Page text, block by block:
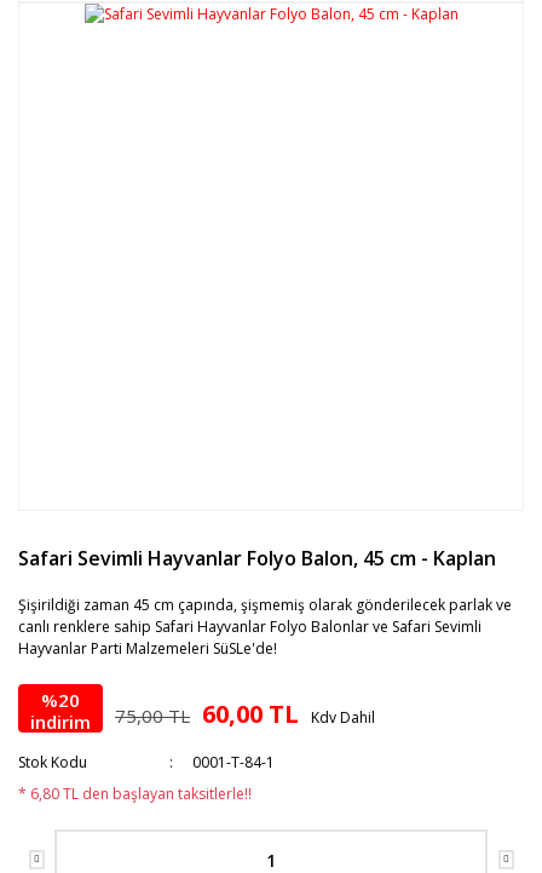
Safari Sevimli Hayvanlar Folyo Balon, 45 cm - Kaplan
Şişirildiği zaman 45 cm çapında, şişmemiş olarak gönderilecek parlak ve
canlı renklere sahip Safari Hayvanlar Folyo Balonlar ve Safari Sevimli
Hayvanlar Parti Malzemeleri SüSLe'de!
%20
indirim
75,00 TL 60,00 TL Kdv Dahil
Stok Kodu
0001-T-84-1
* 6,80 TL den başlayan taksitlerle!!